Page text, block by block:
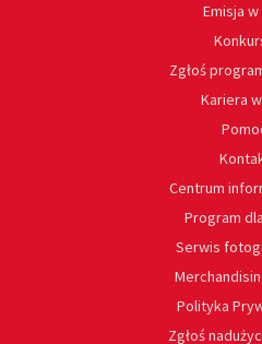
Emisja w
Zgłoś
Kariera w
Centrum
Program
Serwis
Polityka
Zgłoś